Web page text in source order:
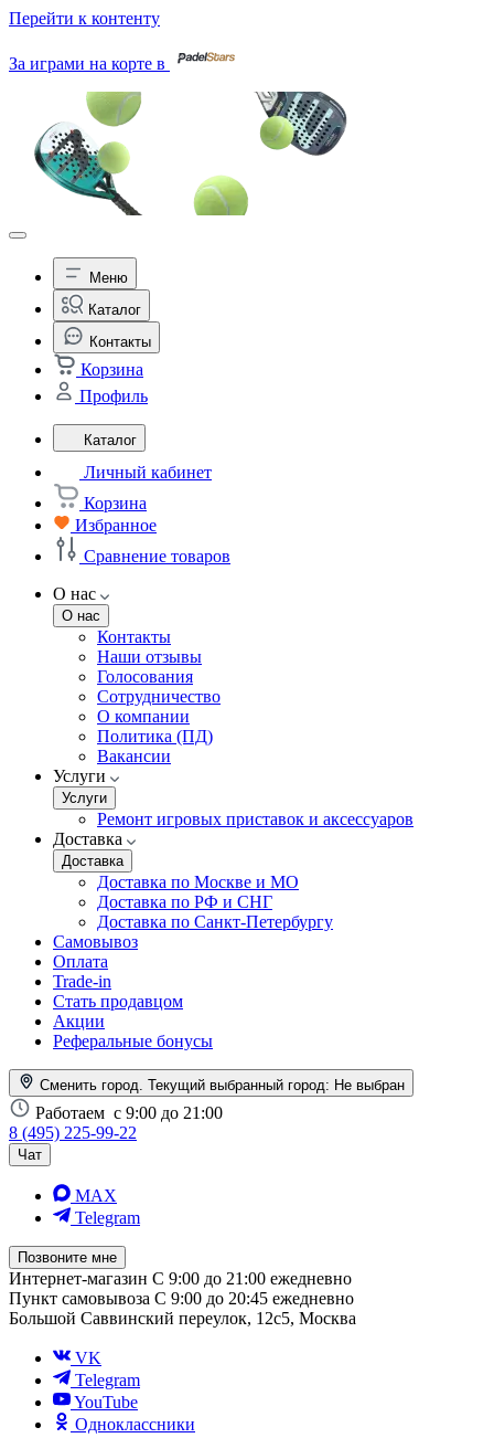
Перейти к контенту
За играми на корте в
Меню
Каталог
Контакты
Корзина
Профиль
Каталог
Личный кабинет
Корзина
Избранное
Сравнение товаров
О нас
О нас
Контакты
Наши отзывы
Голосования
Сотрудничество
О компании
Политика (ПД)
Вакансии
Услуги
Услуги
Ремонт игровых приставок и аксессуаров
Доставка
Доставка
Доставка по Москве и МО
Доставка по РФ и СНГ
Доставка по Санкт-Петербургу
Самовывоз
Оплата
Trade-in
Стать продавцом
Акции
Реферальные бонусы
Сменить город. Текущий выбранный город: Не выбран
Работаем с 9:00 до 21:00
8 (495) 225-99-22
Чат
MAX
Telegram
Позвоните мне
Интернет-магазин С 9:00 до 21:00 ежедневно
Пункт самовывоза С 9:00 до 20:45 ежедневно
Большой Саввинский переулок, 12с5, Москва
VK
Telegram
YouTube
Одноклассники